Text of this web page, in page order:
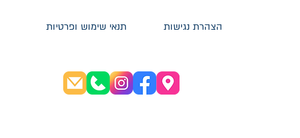
תנאי שימוש ופרטיות הצהרת נגישות